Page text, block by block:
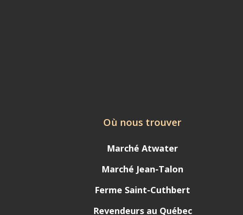
Où nous trouver
Marché Atwater
Marché Jean-Talon
Ferme Saint-Cuthbert
Revendeurs au Québec